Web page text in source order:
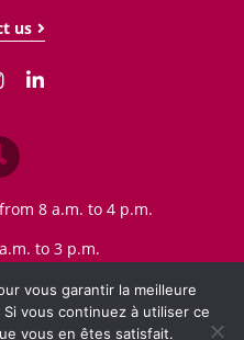
us
8 a.m. to 4 p.m.
to 3 p.m.
vous garantir la meilleure
vous continuez à utiliser ce
vous en êtes satisfait.